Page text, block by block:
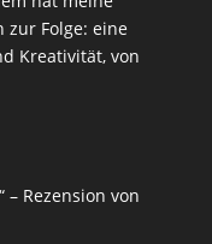
zur Folge: eine
Kreativität, von
– Rezension von